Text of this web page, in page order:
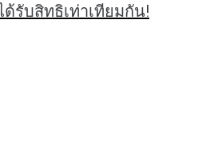
รับสิทธิเท่าเทียมกัน!